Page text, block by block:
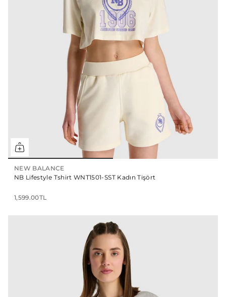
NEW BALANCE
NB Lifestyle Tshirt WNT1501-SST Kadın Tişört
1,599.00TL